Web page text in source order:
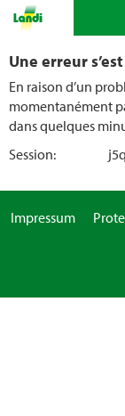
Une erreur
En raison d’un
momentanément
dans quelques
Session:
Impressum